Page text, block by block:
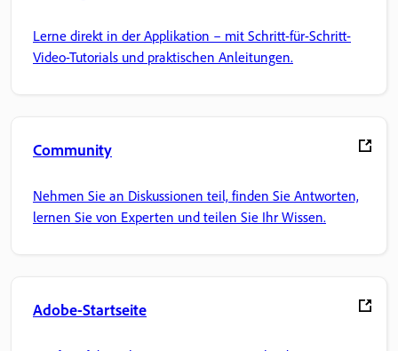
Lerne direkt in der Applikation – mit Schritt-für-Schritt-
Video-Tutorials und praktischen Anleitungen.
Community
Nehmen Sie an Diskussionen teil, finden Sie Antworten,
lernen Sie von Experten und teilen Sie Ihr Wissen.
Adobe-Startseite